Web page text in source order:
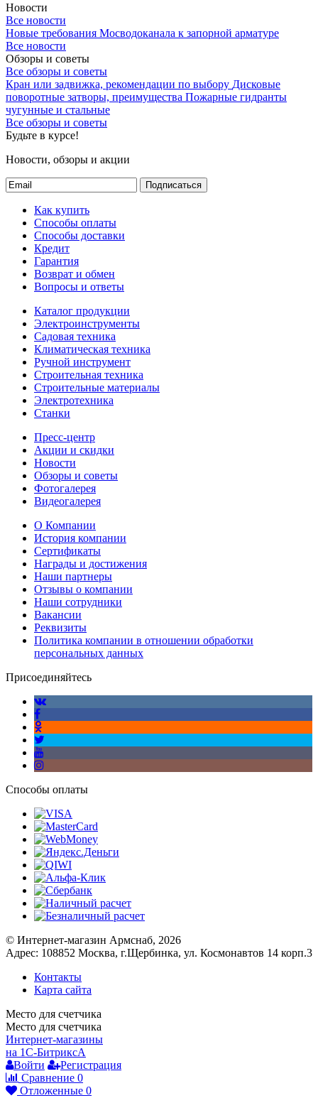
Новости
Все новости
Новые требования Мосводоканала к запорной арматуре
Все новости
Обзоры и советы
Все обзоры и советы
Кран или задвижка, рекомендации по выбору Дисковые
поворотные затворы, преимущества Пожарные гидранты
чугунные и стальные
Все обзоры и советы
Будьте в курсе!
Новости, обзоры и акции
Подписаться
Как купить
Способы оплаты
Способы доставки
Кредит
Гарантия
Возврат и обмен
Вопросы и ответы
Каталог продукции
Электроинструменты
Садовая техника
Климатическая техника
Ручной инструмент
Строительная техника
Строительные материалы
Электротехника
Станки
Пресс-центр
Акции и скидки
Новости
Обзоры и советы
Фотогалерея
Видеогалерея
О Компании
История компании
Сертификаты
Награды и достижения
Наши партнеры
Отзывы о компании
Наши сотрудники
Вакансии
Реквизиты
Политика компании в отношении обработки
персональных данных
Присоединяйтесь
Способы оплаты
© Интернет-магазин Армснаб, 2026
Адрес: 108852 Москва, г.Щербинка, ул. Космонавтов 14 корп.3
Контакты
Карта сайта
Место для счетчика
Место для счетчика
Интернет-магазины
на 1С-БитриксA
Войти
Регистрация
Сравнение 0
Отложенные 0